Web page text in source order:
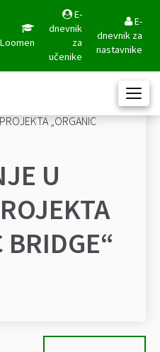
Loomen
E-
dnevnik
za
učenike
E-
dnevnik za
nastavnike
U
BRIDGE“